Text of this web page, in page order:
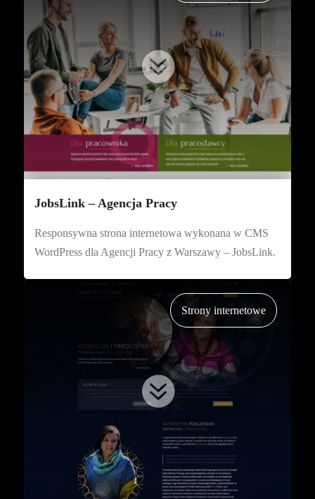

JobsLink – Agencja Pracy
Responsywna strona internetowa wykonana w CMS
WordPress dla Agencji Pracy z Warszawy – JobsLink.
Strony internetowe
